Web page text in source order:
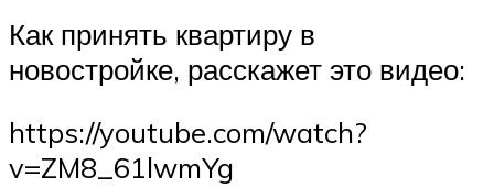
Как принять квартиру в
новостройке, расскажет это видео:
https://youtube.com/watch?
v=ZM8_61lwmYg